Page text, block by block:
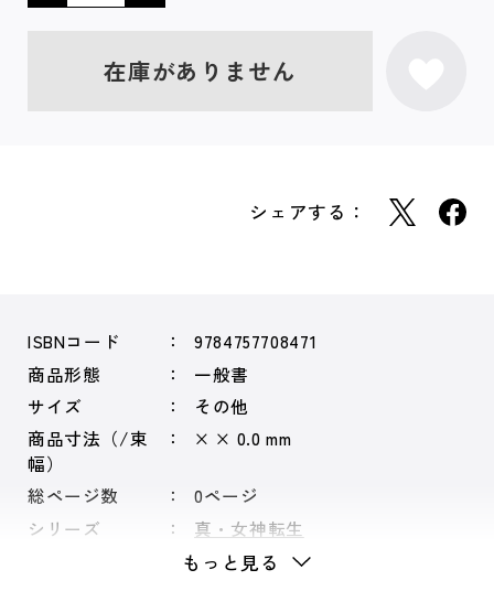
在庫がありません
シェアする：
ISBNコード
9784757708471
商品形態
一般書
サイズ
その他
商品寸法（/束
幅）
× × 0.0 mm
総ページ数
0ページ
シリーズ
真・女神転生
もっと見る